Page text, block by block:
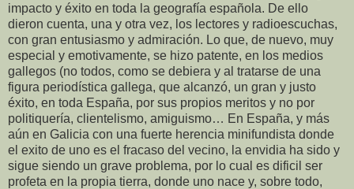
impacto y éxito en toda la geografía española. De ello
dieron cuenta, una y otra vez, los lectores y radioescuchas,
con gran entusiasmo y admiración. Lo que, de nuevo, muy
especial y emotivamente, se hizo patente, en los medios
gallegos (no todos, como se debiera y al tratarse de una
figura periodística gallega, que alcanzó, un gran y justo
éxito, en toda España, por sus propios meritos y no por
politiquería, clientelismo, amiguismo… En España, y más
aún en Galicia con una fuerte herencia minifundista donde
el exito de uno es el fracaso del vecino, la envidia ha sido y
sigue siendo un grave problema, por lo cual es dificil ser
profeta en la propia tierra, donde uno nace y, sobre todo,